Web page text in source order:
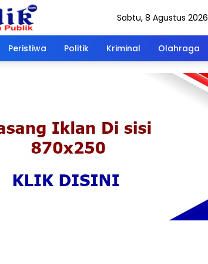
Sabtu, 8 Agustus 2026
Peristiwa Politik Kriminal Olahraga